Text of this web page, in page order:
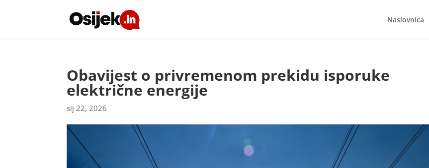
Naslovnica
Obavijest o privremenom prekidu isporuke
električne energije
sij 22, 2026